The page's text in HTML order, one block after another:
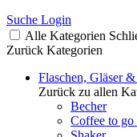
Suche Login
Alle Kategorien
Zurück Kategorien
Flaschen, Gläser &
Zurück zu allen
Becher
Coffee to go